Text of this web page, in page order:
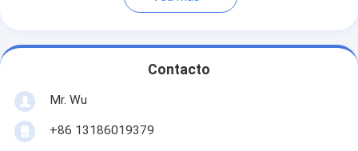
Contacto
Mr. Wu
+86 13186019379